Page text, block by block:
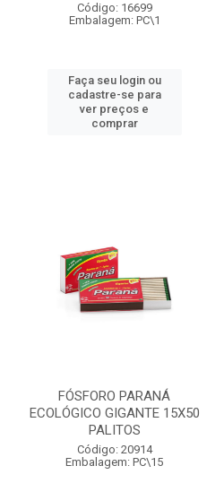
Código: 16699
Embalagem: PC\1
Faça seu login ou
cadastre-se para
ver preços e
comprar
FÓSFORO PARANÁ
ECOLÓGICO GIGANTE 15X50
PALITOS
Código: 20914
Embalagem: PC\15